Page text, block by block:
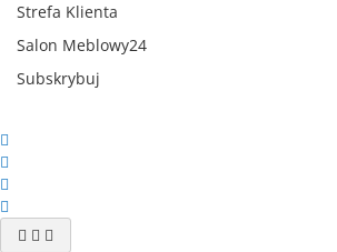
Strefa Klienta
Salon Meblowy24
Subskrybuj